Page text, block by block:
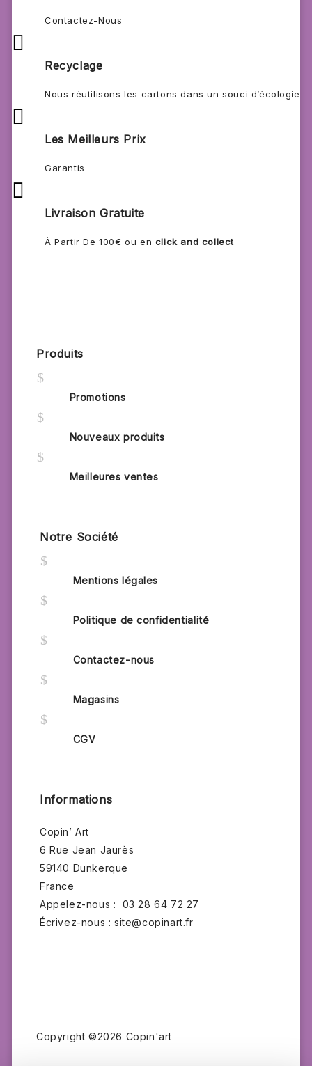
Contactez-Nous

Recyclage
Nous réutilisons les cartons dans un souci d’écologie

Les Meilleurs Prix
Garantis

Livraison Gratuite
À Partir De 100€ ou en click and collect
Produits
$
Promotions
$
Nouveaux produits
$
Meilleures ventes
Notre Société
$
Mentions légales
$
Politique de confidentialité
$
Contactez-nous
$
Magasins
$
CGV
Informations
Copin’ Art
6 Rue Jean Jaurès
59140 Dunkerque
France
Appelez-nous :
03 28 64 72 27
Écrivez-nous :site@copinart.fr
Copyright ©2026 Copin'art